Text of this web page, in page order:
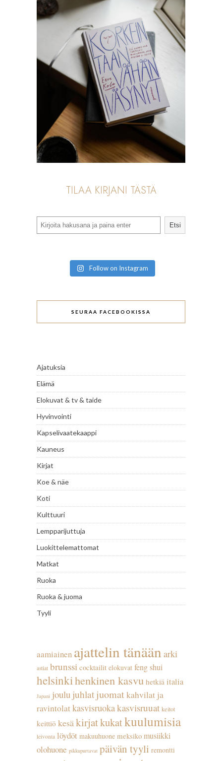
TILAA KIRJANI TÄSTÄ
Etsi
Follow on Instagram
SEURAA FACEBOOKISSA
Ajatuksia
Elämä
Elokuvat & tv & taide
Hyvinvointi
Kapselivaatekaappi
Kauneus
Kirjat
Koe & näe
Koti
Kulttuuri
Lempparijuttuja
Luokittelemattomat
Matkat
Ruoka
Ruoka & juoma
Tyyli
aamiainen ajattelin tänään arki
astiat brunssi cocktailit elokuvat feng shui
helsinkihenkinen kasvu hetkiä italia
Japani joulu juhlatjuomatkahvilat ja
ravintolatkasvisruokakasvisruuat keitot
keittiö kesä kirjatkukatkuulumisia
leivonta löydöt makuuhuone meksiko musiikki
olohuone pikkupurtavat päivän tyyli remontti